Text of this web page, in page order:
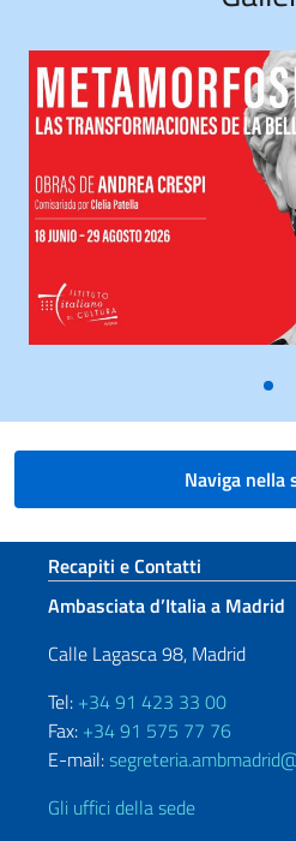
Naviga nella
Sezione footer
Recapiti e Contatti
Ambasciata d’Italia a Madrid
Calle Lagasca 98, Madrid
Tel: +34 91 423 33 00
Fax: +34 91 575 77 76
E-mail:
Gli uffici della sede